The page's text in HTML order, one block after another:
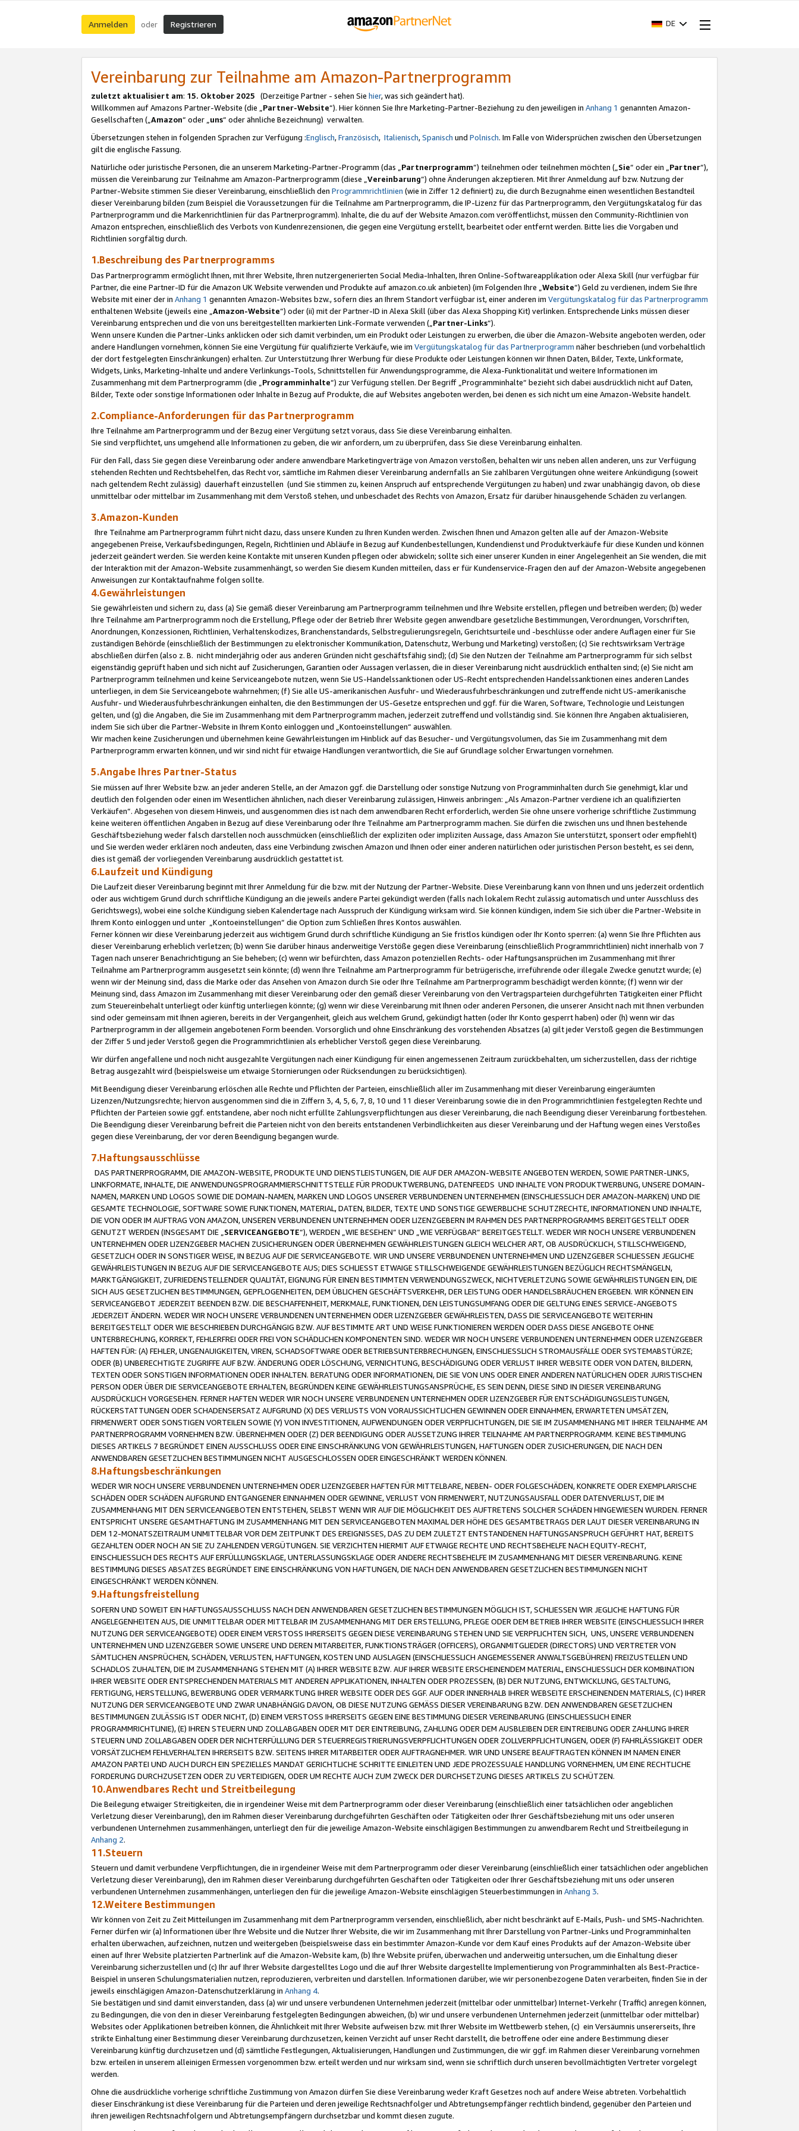
Anmelden oder Registrieren DE
Vereinbarung zur Teilnahme am Amazon-Partnerprogramm
zuletzt aktualisiert am: 15. Oktober 2025 (Derzeitige Partner - sehen Sie hier, was sich geändert hat).
Willkommen auf Amazons Partner-Website (die „Partner-Website“). Hier können Sie Ihre Marketing-Partner-Beziehung zu den jeweiligen in Anhang 1 genannten Amazon-
Gesellschaften („Amazon“ oder „uns“ oder ähnliche Bezeichnung) verwalten.
Übersetzungen stehen in folgenden Sprachen zur Verfügung :Englisch,Französisch, Italienisch,Spanisch und Polnisch. Im Falle von Widersprüchen zwischen den Übersetzungen
gilt die englische Fassung.
Natürliche oder juristische Personen, die an unserem Marketing-Partner-Programm (das „Partnerprogramm“) teilnehmen oder teilnehmen möchten („Sie“ oder ein „Partner“),
müssen die Vereinbarung zur Teilnahme am Amazon-Partnerprogramm (diese „Vereinbarung“) ohne Änderungen akzeptieren. Mit Ihrer Anmeldung auf bzw. Nutzung der
Partner-Website stimmen Sie dieser Vereinbarung, einschließlich den Programmrichtlinien (wie in Ziffer 12 definiert) zu, die durch Bezugnahme einen wesentlichen Bestandteil
dieser Vereinbarung bilden (zum Beispiel die Voraussetzungen für die Teilnahme am Partnerprogramm, die IP-Lizenz für das Partnerprogramm, den Vergütungskatalog für das
Partnerprogramm und die Markenrichtlinien für das Partnerprogramm). Inhalte, die du auf der Website Amazon.com veröffentlichst, müssen den Community-Richtlinien von
Amazon entsprechen, einschließlich des Verbots von Kundenrezensionen, die gegen eine Vergütung erstellt, bearbeitet oder entfernt werden. Bitte lies die Vorgaben und
Richtlinien sorgfältig durch.
1.Beschreibung des Partnerprogramms
Das Partnerprogramm ermöglicht Ihnen, mit Ihrer Website, Ihren nutzergenerierten Social Media-Inhalten, Ihren Online-Softwareapplikation oder Alexa Skill (nur verfügbar für
Partner, die eine Partner-ID für die Amazon UK Website verwenden und Produkte auf amazon.co.uk anbieten) (im Folgenden Ihre „ Website“) Geld zu verdienen, indem Sie Ihre
Website mit einer der in Anhang 1 genannten Amazon-Websites bzw., sofern dies an Ihrem Standort verfügbar ist, einer anderen im Vergütungskatalog für das Partnerprogramm
enthaltenen Website (jeweils eine „ Amazon-Website“) oder (ii) mit der Partner-ID in Alexa Skill (über das Alexa Shopping Kit) verlinken. Entsprechende Links müssen dieser
Vereinbarung entsprechen und die von uns bereitgestellten markierten Link-Formate verwenden („ Partner-Links“).
Wenn unsere Kunden die Partner-Links anklicken oder sich damit verbinden, um ein Produkt oder Leistungen zu erwerben, die über die Amazon-Website angeboten werden, oder
andere Handlungen vornehmen, können Sie eine Vergütung für qualifizierte Verkäufe, wie im Vergütungskatalog für das Partnerprogramm näher beschrieben (und vorbehaltlich
der dort festgelegten Einschränkungen) erhalten. Zur Unterstützung Ihrer Werbung für diese Produkte oder Leistungen können wir Ihnen Daten, Bilder, Texte, Linkformate,
Widgets, Links, Marketing-Inhalte und andere Verlinkungs-Tools, Schnittstellen für Anwendungsprogramme, die Alexa-Funktionalität und weitere Informationen im
Zusammenhang mit dem Partnerprogramm (die „ Programminhalte“) zur Verfügung stellen. Der Begriff „Programminhalte“ bezieht sich dabei ausdrücklich nicht auf Daten,
Bilder, Texte oder sonstige Informationen oder Inhalte in Bezug auf Produkte, die auf Websites angeboten werden, bei denen es sich nicht um eine Amazon-Website handelt.
2.Compliance-Anforderungen für das Partnerprogramm
Ihre Teilnahme am Partnerprogramm und der Bezug einer Vergütung setzt voraus, dass Sie diese Vereinbarung einhalten.
Sie sind verpflichtet, uns umgehend alle Informationen zu geben, die wir anfordern, um zu überprüfen, dass Sie diese Vereinbarung einhalten.
Für den Fall, dass Sie gegen diese Vereinbarung oder andere anwendbare Marketingverträge von Amazon verstoßen, behalten wir uns neben allen anderen, uns zur Verfügung
stehenden Rechten und Rechtsbehelfen, das Recht vor, sämtliche im Rahmen dieser Vereinbarung andernfalls an Sie zahlbaren Vergütungen ohne weitere Ankündigung (soweit
nach geltendem Recht zulässig) dauerhaft einzustellen (und Sie stimmen zu, keinen Anspruch auf entsprechende Vergütungen zu haben) und zwar unabhängig davon, ob diese
unmittelbar oder mittelbar im Zusammenhang mit dem Verstoß stehen, und unbeschadet des Rechts von Amazon, Ersatz für darüber hinausgehende Schäden zu verlangen.
3.Amazon-Kunden
Ihre Teilnahme am Partnerprogramm führt nicht dazu, dass unsere Kunden zu Ihren Kunden werden. Zwischen Ihnen und Amazon gelten alle auf der Amazon-Website
angegebenen Preise, Verkaufsbedingungen, Regeln, Richtlinien und Abläufe in Bezug auf Kundenbestellungen, Kundendienst und Produktverkäufe für diese Kunden und können
jederzeit geändert werden. Sie werden keine Kontakte mit unseren Kunden pflegen oder abwickeln; sollte sich einer unserer Kunden in einer Angelegenheit an Sie wenden, die mit
der Interaktion mit der Amazon-Website zusammenhängt, so werden Sie diesem Kunden mitteilen, dass er für Kundenservice-Fragen den auf der Amazon-Website angegebenen
Anweisungen zur Kontaktaufnahme folgen sollte.
4.Gewährleistungen
Sie gewährleisten und sichern zu, dass (a) Sie gemäß dieser Vereinbarung am Partnerprogramm teilnehmen und Ihre Website erstellen, pflegen und betreiben werden; (b) weder
Ihre Teilnahme am Partnerprogramm noch die Erstellung, Pflege oder der Betrieb Ihrer Website gegen anwendbare gesetzliche Bestimmungen, Verordnungen, Vorschriften,
Anordnungen, Konzessionen, Richtlinien, Verhaltenskodizes, Branchenstandards, Selbstregulierungsregeln, Gerichtsurteile und -beschlüsse oder andere Auflagen einer für Sie
zuständigen Behörde (einschließlich der Bestimmungen zu elektronischer Kommunikation, Datenschutz, Werbung und Marketing) verstoßen; (c) Sie rechtswirksam Verträge
abschließen dürfen (also z. B. nicht minderjährig oder aus anderen Gründen nicht geschäftsfähig sind); (d) Sie den Nutzen der Teilnahme am Partnerprogramm für sich selbst
eigenständig geprüft haben und sich nicht auf Zusicherungen, Garantien oder Aussagen verlassen, die in dieser Vereinbarung nicht ausdrücklich enthalten sind; (e) Sie nicht am
Partnerprogramm teilnehmen und keine Serviceangebote nutzen, wenn Sie US-Handelssanktionen oder US-Recht entsprechenden Handelssanktionen eines anderen Landes
unterliegen, in dem Sie Serviceangebote wahrnehmen; (f) Sie alle US-amerikanischen Ausfuhr- und Wiederausfuhrbeschränkungen und zutreffende nicht US-amerikanische
Ausfuhr- und Wiederausfuhrbeschränkungen einhalten, die den Bestimmungen der US-Gesetze entsprechen und ggf. für die Waren, Software, Technologie und Leistungen
gelten, und (g) die Angaben, die Sie im Zusammenhang mit dem Partnerprogramm machen, jederzeit zutreffend und vollständig sind. Sie können Ihre Angaben aktualisieren,
indem Sie sich über die Partner-Website in Ihrem Konto einloggen und „Kontoeinstellungen“ auswählen.
Wir machen keine Zusicherungen und übernehmen keine Gewährleistungen im Hinblick auf das Besucher- und Vergütungsvolumen, das Sie im Zusammenhang mit dem
Partnerprogramm erwarten können, und wir sind nicht für etwaige Handlungen verantwortlich, die Sie auf Grundlage solcher Erwartungen vornehmen.
5.Angabe Ihres Partner-Status
Sie müssen auf Ihrer Website bzw. an jeder anderen Stelle, an der Amazon ggf. die Darstellung oder sonstige Nutzung von Programminhalten durch Sie genehmigt, klar und
deutlich den folgenden oder einen im Wesentlichen ähnlichen, nach dieser Vereinbarung zulässigen, Hinweis anbringen: „Als Amazon-Partner verdiene ich an qualifizierten
Verkäufen“. Abgesehen von diesem Hinweis, und ausgenommen dies ist nach dem anwendbaren Recht erforderlich, werden Sie ohne unsere vorherige schriftliche Zustimmung
keine weiteren öffentlichen Angaben in Bezug auf diese Vereinbarung oder Ihre Teilnahme am Partnerprogramm machen. Sie dürfen die zwischen uns und Ihnen bestehende
Geschäftsbeziehung weder falsch darstellen noch ausschmücken (einschließlich der expliziten oder impliziten Aussage, dass Amazon Sie unterstützt, sponsert oder empfiehlt)
und Sie werden weder erklären noch andeuten, dass eine Verbindung zwischen Amazon und Ihnen oder einer anderen natürlichen oder juristischen Person besteht, es sei denn,
dies ist gemäß der vorliegenden Vereinbarung ausdrücklich gestattet ist.
6.Laufzeit und Kündigung
Die Laufzeit dieser Vereinbarung beginnt mit Ihrer Anmeldung für die bzw. mit der Nutzung der Partner-Website. Diese Vereinbarung kann von Ihnen und uns jederzeit ordentlich
oder aus wichtigem Grund durch schriftliche Kündigung an die jeweils andere Partei gekündigt werden (falls nach lokalem Recht zulässig automatisch und unter Ausschluss des
Gerichtswegs), wobei eine solche Kündigung sieben Kalendertage nach Ausspruch der Kündigung wirksam wird. Sie können kündigen, indem Sie sich über die Partner-Website in
Ihrem Konto einloggen und unter „Kontoeinstellungen“ die Option zum Schließen Ihres Kontos auswählen.
Ferner können wir diese Vereinbarung jederzeit aus wichtigem Grund durch schriftliche Kündigung an Sie fristlos kündigen oder Ihr Konto sperren: (a) wenn Sie Ihre Pflichten aus
dieser Vereinbarung erheblich verletzen; (b) wenn Sie darüber hinaus anderweitige Verstöße gegen diese Vereinbarung (einschließlich Programmrichtlinien) nicht innerhalb von 7
Tagen nach unserer Benachrichtigung an Sie beheben; (c) wenn wir befürchten, dass Amazon potenziellen Rechts- oder Haftungsansprüchen im Zusammenhang mit Ihrer
Teilnahme am Partnerprogramm ausgesetzt sein könnte; (d) wenn Ihre Teilnahme am Partnerprogramm für betrügerische, irreführende oder illegale Zwecke genutzt wurde; (e)
wenn wir der Meinung sind, dass die Marke oder das Ansehen von Amazon durch Sie oder Ihre Teilnahme am Partnerprogramm beschädigt werden könnte; (f) wenn wir der
Meinung sind, dass Amazon im Zusammenhang mit dieser Vereinbarung oder den gemäß dieser Vereinbarung von den Vertragsparteien durchgeführten Tätigkeiten einer Pflicht
zum Steuereinbehalt unterliegt oder künftig unterliegen könnte; (g) wenn wir diese Vereinbarung mit Ihnen oder anderen Personen, die unserer Ansicht nach mit Ihnen verbunden
sind oder gemeinsam mit Ihnen agieren, bereits in der Vergangenheit, gleich aus welchem Grund, gekündigt hatten (oder Ihr Konto gesperrt haben) oder (h) wenn wir das
Partnerprogramm in der allgemein angebotenen Form beenden. Vorsorglich und ohne Einschränkung des vorstehenden Absatzes (a) gilt jeder Verstoß gegen die Bestimmungen
der Ziffer 5 und jeder Verstoß gegen die Programmrichtlinien als erheblicher Verstoß gegen diese Vereinbarung.
Wir dürfen angefallene und noch nicht ausgezahlte Vergütungen nach einer Kündigung für einen angemessenen Zeitraum zurückbehalten, um sicherzustellen, dass der richtige
Betrag ausgezahlt wird (beispielsweise um etwaige Stornierungen oder Rücksendungen zu berücksichtigen).
Mit Beendigung dieser Vereinbarung erlöschen alle Rechte und Pflichten der Parteien, einschließlich aller im Zusammenhang mit dieser Vereinbarung eingeräumten
Lizenzen/Nutzungsrechte; hiervon ausgenommen sind die in Ziffern 3, 4, 5, 6, 7, 8, 10 und 11 dieser Vereinbarung sowie die in den Programmrichtlinien festgelegten Rechte und
Pflichten der Parteien sowie ggf. entstandene, aber noch nicht erfüllte Zahlungsverpflichtungen aus dieser Vereinbarung, die nach Beendigung dieser Vereinbarung fortbestehen.
Die Beendigung dieser Vereinbarung befreit die Parteien nicht von den bereits entstandenen Verbindlichkeiten aus dieser Vereinbarung und der Haftung wegen eines Verstoßes
gegen diese Vereinbarung, der vor deren Beendigung begangen wurde.
7.Haftungsausschlüsse
DAS PARTNERPROGRAMM, DIE AMAZON-WEBSITE, PRODUKTE UND DIENSTLEISTUNGEN, DIE AUF DER AMAZON-WEBSITE ANGEBOTEN WERDEN, SOWIE PARTNER-LINKS,
LINKFORMATE, INHALTE, DIE ANWENDUNGSPROGRAMMIERSCHNITTSTELLE FÜR PRODUKTWERBUNG, DATENFEEDS UND INHALTE VON PRODUKTWERBUNG, UNSERE DOMAIN-
NAMEN, MARKEN UND LOGOS SOWIE DIE DOMAIN-NAMEN, MARKEN UND LOGOS UNSERER VERBUNDENEN UNTERNEHMEN (EINSCHLIESSLICH DER AMAZON-MARKEN) UND DIE
GESAMTE TECHNOLOGIE, SOFTWARE SOWIE FUNKTIONEN, MATERIAL, DATEN, BILDER, TEXTE UND SONSTIGE GEWERBLICHE SCHUTZRECHTE, INFORMATIONEN UND INHALTE,
DIE VON ODER IM AUFTRAG VON AMAZON, UNSEREN VERBUNDENEN UNTERNEHMEN ODER LIZENZGEBERN IM RAHMEN DES PARTNERPROGRAMMS BEREITGESTELLT ODER
GENUTZT WERDEN (INSGESAMT DIE „ SERVICEANGEBOTE“), WERDEN „WIE BESEHEN“ UND „WIE VERFÜGBAR“ BEREITGESTELLT. WEDER WIR NOCH UNSERE VERBUNDENEN
UNTERNEHMEN ODER LIZENZGEBER MACHEN ZUSICHERUNGEN ODER ÜBERNEHMEN GEWÄHRLEISTUNGEN GLEICH WELCHER ART, OB AUSDRÜCKLICH, STILLSCHWEIGEND,
GESETZLICH ODER IN SONSTIGER WEISE, IN BEZUG AUF DIE SERVICEANGEBOTE. WIR UND UNSERE VERBUNDENEN UNTERNEHMEN UND LIZENZGEBER SCHLIESSEN JEGLICHE
GEWÄHRLEISTUNGEN IN BEZUG AUF DIE SERVICEANGEBOTE AUS; DIES SCHLIESST ETWAIGE STILLSCHWEIGENDE GEWÄHRLEISTUNGEN BEZÜGLICH RECHTSMÄNGELN,
MARKTGÄNGIGKEIT, ZUFRIEDENSTELLENDER QUALITÄT, EIGNUNG FÜR EINEN BESTIMMTEN VERWENDUNGSZWECK, NICHTVERLETZUNG SOWIE GEWÄHRLEISTUNGEN EIN, DIE
SICH AUS GESETZLICHEN BESTIMMUNGEN, GEPFLOGENHEITEN, DEM ÜBLICHEN GESCHÄFTSVERKEHR, DER LEISTUNG ODER HANDELSBRÄUCHEN ERGEBEN. WIR KÖNNEN EIN
SERVICEANGEBOT JEDERZEIT BEENDEN BZW. DIE BESCHAFFENHEIT, MERKMALE, FUNKTIONEN, DEN LEISTUNGSUMFANG ODER DIE GELTUNG EINES SERVICE-ANGEBOTS
JEDERZEIT ÄNDERN. WEDER WIR NOCH UNSERE VERBUNDENEN UNTERNEHMEN ODER LIZENZGEBER GEWÄHRLEISTEN, DASS DIE SERVICEANGEBOTE WEITERHIN
BEREITGESTELLT ODER WIE BESCHRIEBEN DURCHGÄNGIG BZW. AUF BESTIMMTE ART UND WEISE FUNKTIONIEREN WERDEN ODER DASS DIESE ANGEBOTE OHNE
UNTERBRECHUNG, KORREKT, FEHLERFREI ODER FREI VON SCHÄDLICHEN KOMPONENTEN SIND. WEDER WIR NOCH UNSERE VERBUNDENEN UNTERNEHMEN ODER LIZENZGEBER
HAFTEN FÜR: (A) FEHLER, UNGENAUIGKEITEN, VIREN, SCHADSOFTWARE ODER BETRIEBSUNTERBRECHUNGEN, EINSCHLIESSLICH STROMAUSFÄLLE ODER SYSTEMABSTÜRZE;
ODER (B) UNBERECHTIGTE ZUGRIFFE AUF BZW. ÄNDERUNG ODER LÖSCHUNG, VERNICHTUNG, BESCHÄDIGUNG ODER VERLUST IHRER WEBSITE ODER VON DATEN, BILDERN,
TEXTEN ODER SONSTIGEN INFORMATIONEN ODER INHALTEN. BERATUNG ODER INFORMATIONEN, DIE SIE VON UNS ODER EINER ANDEREN NATÜRLICHEN ODER JURISTISCHEN
PERSON ODER ÜBER DIE SERVICEANGEBOTE ERHALTEN, BEGRÜNDEN KEINE GEWÄHRLEISTUNGSANSPRÜCHE, ES SEIN DENN, DIESE SIND IN DIESER VEREINBARUNG
AUSDRÜCKLICH VORGESEHEN. FERNER HAFTEN WEDER WIR NOCH UNSERE VERBUNDENEN UNTERNEHMEN ODER LIZENZGEBER FÜR ENTSCHÄDIGUNGSLEISTUNGEN,
RÜCKERSTATTUNGEN ODER SCHADENSERSATZ AUFGRUND (X) DES VERLUSTS VON VORAUSSICHTLICHEN GEWINNEN ODER EINNAHMEN, ERWARTETEN UMSÄTZEN,
FIRMENWERT ODER SONSTIGEN VORTEILEN SOWIE (Y) VON INVESTITIONEN, AUFWENDUNGEN ODER VERPFLICHTUNGEN, DIE SIE IM ZUSAMMENHANG MIT IHRER TEILNAHME AM
PARTNERPROGRAMM VORNEHMEN BZW. ÜBERNEHMEN ODER (Z) DER BEENDIGUNG ODER AUSSETZUNG IHRER TEILNAHME AM PARTNERPROGRAMM. KEINE BESTIMMUNG
DIESES ARTIKELS 7 BEGRÜNDET EINEN AUSSCHLUSS ODER EINE EINSCHRÄNKUNG VON GEWÄHRLEISTUNGEN, HAFTUNGEN ODER ZUSICHERUNGEN, DIE NACH DEN
ANWENDBAREN GESETZLICHEN BESTIMMUNGEN NICHT AUSGESCHLOSSEN ODER EINGESCHRÄNKT WERDEN KÖNNEN.
8.Haftungsbeschränkungen
WEDER WIR NOCH UNSERE VERBUNDENEN UNTERNEHMEN ODER LIZENZGEBER HAFTEN FÜR MITTELBARE, NEBEN- ODER FOLGESCHÄDEN, KONKRETE ODER EXEMPLARISCHE
SCHÄDEN ODER SCHÄDEN AUFGRUND ENTGANGENER EINNAHMEN ODER GEWINNE, VERLUST VON FIRMENWERT, NUTZUNGSAUSFALL ODER DATENVERLUST, DIE IM
ZUSAMMENHANG MIT DEN SERVICEANGEBOTEN ENTSTEHEN, SELBST WENN WIR AUF DIE MÖGLICHKEIT DES AUFTRETENS SOLCHER SCHÄDEN HINGEWIESEN WURDEN. FERNER
ENTSPRICHT UNSERE GESAMTHAFTUNG IM ZUSAMMENHANG MIT DEN SERVICEANGEBOTEN MAXIMAL DER HÖHE DES GESAMTBETRAGS DER LAUT DIESER VEREINBARUNG IN
DEM 12-MONATSZEITRAUM UNMITTELBAR VOR DEM ZEITPUNKT DES EREIGNISSES, DAS ZU DEM ZULETZT ENTSTANDENEN HAFTUNGSANSPRUCH GEFÜHRT HAT, BEREITS
GEZAHLTEN ODER NOCH AN SIE ZU ZAHLENDEN VERGÜTUNGEN. SIE VERZICHTEN HIERMIT AUF ETWAIGE RECHTE UND RECHTSBEHELFE NACH EQUITY-RECHT,
EINSCHLIESSLICH DES RECHTS AUF ERFÜLLUNGSKLAGE, UNTERLASSUNGSKLAGE ODER ANDERE RECHTSBEHELFE IM ZUSAMMENHANG MIT DIESER VEREINBARUNG. KEINE
BESTIMMUNG DIESES ABSATZES BEGRÜNDET EINE EINSCHRÄNKUNG VON HAFTUNGEN, DIE NACH DEN ANWENDBAREN GESETZLICHEN BESTIMMUNGEN NICHT
EINGESCHRÄNKT WERDEN KÖNNEN.
9.Haftungsfreistellung
SOFERN UND SOWEIT EIN HAFTUNGSAUSSCHLUSS NACH DEN ANWENDBAREN GESETZLICHEN BESTIMMUNGEN MÖGLICH IST, SCHLIESSEN WIR JEGLICHE HAFTUNG FÜR
ANGELEGENHEITEN AUS, DIE UNMITTELBAR ODER MITTELBAR IM ZUSAMMENHANG MIT DER ERSTELLUNG, PFLEGE ODER DEM BETRIEB IHRER WEBSITE (EINSCHLIESSLICH IHRER
NUTZUNG DER SERVICEANGEBOTE) ODER EINEM VERSTOSS IHRERSEITS GEGEN DIESE VEREINBARUNG STEHEN UND SIE VERPFLICHTEN SICH, UNS, UNSERE VERBUNDENEN
UNTERNEHMEN UND LIZENZGEBER SOWIE UNSERE UND DEREN MITARBEITER, FUNKTIONSTRÄGER (OFFICERS), ORGANMITGLIEDER (DIRECTORS) UND VERTRETER VON
SÄMTLICHEN ANSPRÜCHEN, SCHÄDEN, VERLUSTEN, HAFTUNGEN, KOSTEN UND AUSLAGEN (EINSCHLIESSLICH ANGEMESSENER ANWALTSGEBÜHREN) FREIZUSTELLEN UND
SCHADLOS ZUHALTEN, DIE IM ZUSAMMENHANG STEHEN MIT (A) IHRER WEBSITE BZW. AUF IHRER WEBSITE ERSCHEINENDEM MATERIAL, EINSCHLIESSLICH DER KOMBINATION
IHRER WEBSITE ODER ENTSPRECHENDEN MATERIALS MIT ANDEREN APPLIKATIONEN, INHALTEN ODER PROZESSEN, (B) DER NUTZUNG, ENTWICKLUNG, GESTALTUNG,
FERTIGUNG, HERSTELLUNG, BEWERBUNG ODER VERMARKTUNG IHRER WEBSITE ODER DES GGF. AUF ODER INNERHALB IHRER WEBSEITE ERSCHEINENDEN MATERIALS, (C) IHRER
NUTZUNG DER SERVICEANGEBOTE UND ZWAR UNABHÄNGIG DAVON, OB DIESE NUTZUNG GEMÄSS DIESER VEREINBARUNG BZW. DEN ANWENDBAREN GESETZLICHEN
BESTIMMUNGEN ZULÄSSIG IST ODER NICHT, (D) EINEM VERSTOSS IHRERSEITS GEGEN EINE BESTIMMUNG DIESER VEREINBARUNG (EINSCHLIESSLICH EINER
PROGRAMMRICHTLINIE), (E) IHREN STEUERN UND ZOLLABGABEN ODER MIT DER EINTREIBUNG, ZAHLUNG ODER DEM AUSBLEIBEN DER EINTREIBUNG ODER ZAHLUNG IHRER
STEUERN UND ZOLLABGABEN ODER DER NICHTERFÜLLUNG DER STEUERREGISTRIERUNGSVERPFLICHTUNGEN ODER ZOLLVERPFLICHTUNGEN, ODER (F) FAHRLÄSSIGKEIT ODER
VORSÄTZLICHEM FEHLVERHALTEN IHRERSEITS BZW. SEITENS IHRER MITARBEITER ODER AUFTRAGNEHMER. WIR UND UNSERE BEAUFTRAGTEN KÖNNEN IM NAMEN EINER
AMAZON PARTEI UND AUCH DURCH EIN SPEZIELLES MANDAT GERICHTLICHE SCHRITTE EINLEITEN UND JEDE PROZESSUALE HANDLUNG VORNEHMEN, UM EINE RECHTLICHE
FORDERUNG DURCHZUSETZEN ODER ZU VERTEIDIGEN, ODER UM RECHTE AUCH ZUM ZWECK DER DURCHSETZUNG DIESES ARTIKELS ZU SCHÜTZEN.
10.Anwendbares Recht und Streitbeilegung
Die Beilegung etwaiger Streitigkeiten, die in irgendeiner Weise mit dem Partnerprogramm oder dieser Vereinbarung (einschließlich einer tatsächlichen oder angeblichen
Verletzung dieser Vereinbarung), den im Rahmen dieser Vereinbarung durchgeführten Geschäften oder Tätigkeiten oder Ihrer Geschäftsbeziehung mit uns oder unseren
verbundenen Unternehmen zusammenhängen, unterliegt den für die jeweilige Amazon-Website einschlägigen Bestimmungen zu anwendbarem Recht und Streitbeilegung in
Anhang 2.
11.Steuern
Steuern und damit verbundene Verpflichtungen, die in irgendeiner Weise mit dem Partnerprogramm oder dieser Vereinbarung (einschließlich einer tatsächlichen oder angeblichen
Verletzung dieser Vereinbarung), den im Rahmen dieser Vereinbarung durchgeführten Geschäften oder Tätigkeiten oder Ihrer Geschäftsbeziehung mit uns oder unseren
verbundenen Unternehmen zusammenhängen, unterliegen den für die jeweilige Amazon-Website einschlägigen Steuerbestimmungen in Anhang 3.
12.Weitere Bestimmungen
Wir können von Zeit zu Zeit Mitteilungen im Zusammenhang mit dem Partnerprogramm versenden, einschließlich, aber nicht beschränkt auf E-Mails, Push- und SMS-Nachrichten.
Ferner dürfen wir (a) Informationen über Ihre Website und die Nutzer Ihrer Website, die wir im Zusammenhang mit Ihrer Darstellung von Partner-Links und Programminhalten
erhalten überwachen, aufzeichnen, nutzen und weitergeben (beispielsweise dass ein bestimmter Amazon-Kunde vor dem Kauf eines Produkts auf der Amazon-Website über
einen auf Ihrer Website platzierten Partnerlink auf die Amazon-Website kam, (b) Ihre Website prüfen, überwachen und anderweitig untersuchen, um die Einhaltung dieser
Vereinbarung sicherzustellen und (c) Ihr auf Ihrer Website dargestelltes Logo und die auf Ihrer Website dargestellte Implementierung von Programminhalten als Best-Practice-
Beispiel in unseren Schulungsmaterialien nutzen, reproduzieren, verbreiten und darstellen. Informationen darüber, wie wir personenbezogene Daten verarbeiten, finden Sie in der
jeweils einschlägigen Amazon-Datenschutzerklärung in Anhang 4.
Sie bestätigen und sind damit einverstanden, dass (a) wir und unsere verbundenen Unternehmen jederzeit (mittelbar oder unmittelbar) Internet-Verkehr (Traffic) anregen können,
zu Bedingungen, die von den in dieser Vereinbarung festgelegten Bedingungen abweichen, (b) wir und unsere verbundenen Unternehmen jederzeit (unmittelbar oder mittelbar)
Websites oder Applikationen betreiben können, die Ähnlichkeit mit Ihrer Website aufweisen bzw. mit Ihrer Website im Wettbewerb stehen, (c) ein Versäumnis unsererseits, Ihre
strikte Einhaltung einer Bestimmung dieser Vereinbarung durchzusetzen, keinen Verzicht auf unser Recht darstellt, die betroffene oder eine andere Bestimmung dieser
Vereinbarung künftig durchzusetzen und (d) sämtliche Festlegungen, Aktualisierungen, Handlungen und Zustimmungen, die wir ggf. im Rahmen dieser Vereinbarung vornehmen
bzw. erteilen in unserem alleinigen Ermessen vorgenommen bzw. erteilt werden und nur wirksam sind, wenn sie schriftlich durch unseren bevollmächtigten Vertreter vorgelegt
werden.
Ohne die ausdrückliche vorherige schriftliche Zustimmung von Amazon dürfen Sie diese Vereinbarung weder Kraft Gesetzes noch auf andere Weise abtreten. Vorbehaltlich
dieser Einschränkung ist diese Vereinbarung für die Parteien und deren jeweilige Rechtsnachfolger und Abtretungsempfänger rechtlich bindend, gegenüber den Parteien und
ihren jeweiligen Rechtsnachfolgern und Abtretungsempfängern durchsetzbar und kommt diesen zugute.